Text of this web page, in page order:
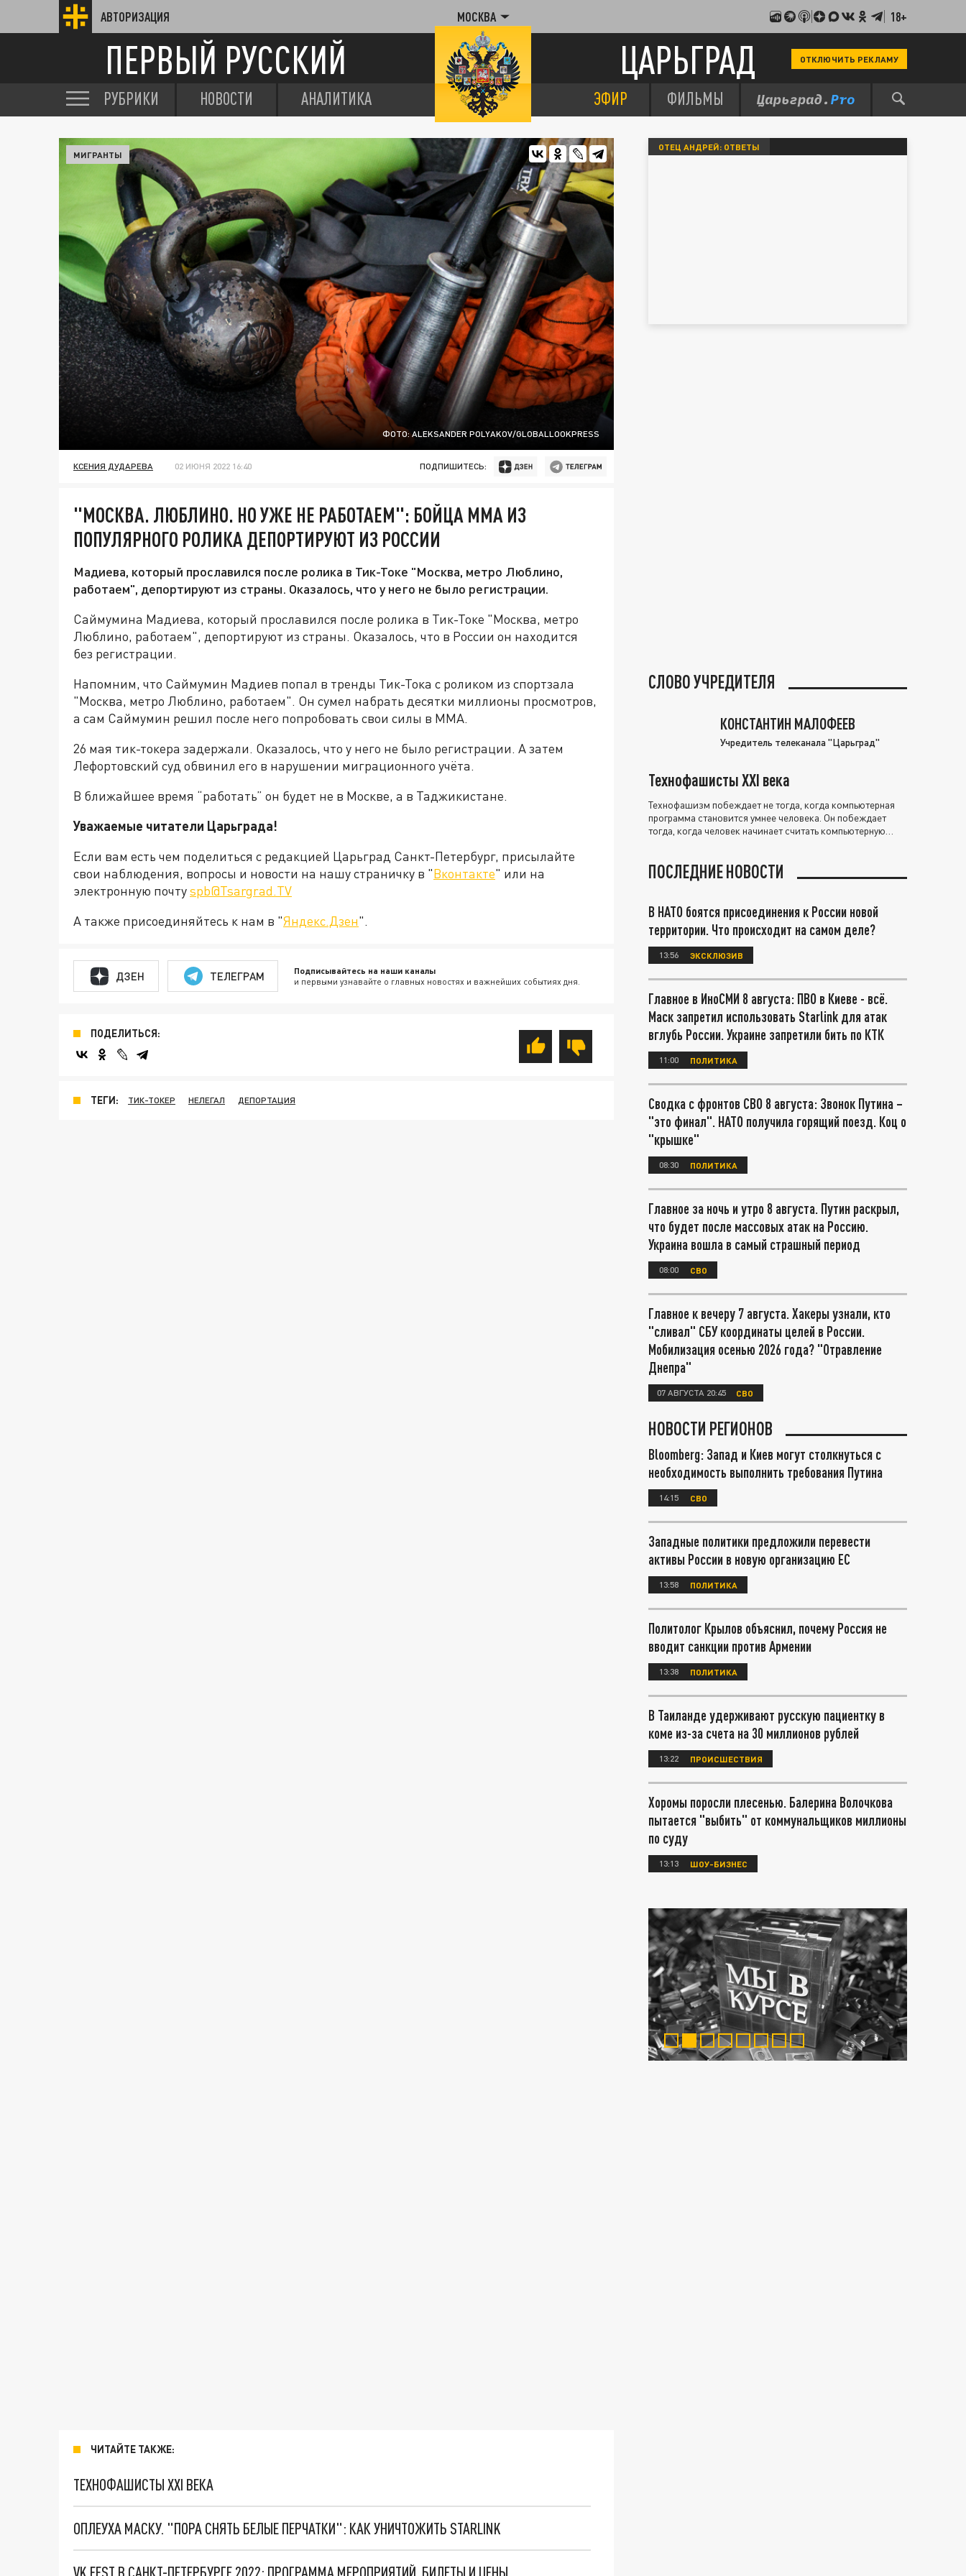
АВТОРИЗАЦИЯ МОСКВА 18+
ПЕРВЫЙ РУССКИЙ ЦАРЬГРАД ОТКЛЮЧИТЬ РЕКЛАМУ
РУБРИКИ НОВОСТИ АНАЛИТИКА ЭФИР ФИЛЬМЫ
ФОТО: ALEKSANDER POLYAKOV/GLOBALLOOKPRESS
МИГРАНТЫ
КСЕНИЯ ДУДАРЕВА 02 ИЮНЯ 2022 16:40 ПОДПИШИТЕСЬ:
"МОСКВА. ЛЮБЛИНО. НО УЖЕ НЕ РАБОТАЕМ": БОЙЦА ММА ИЗ
ПОПУЛЯРНОГО РОЛИКА ДЕПОРТИРУЮТ ИЗ РОССИИ
Мадиева, который прославился после ролика в Тик-Токе "Москва, метро Люблино,
работаем", депортируют из страны. Оказалось, что у него не было регистрации.
Саймумина Мадиева, который прославился после ролика в Тик-Токе "Москва, метро
Люблино, работаем", депортируют из страны. Оказалось, что в России он находится
без регистрации.
Напомним, что Саймумин Мадиев попал в тренды Тик-Тока с роликом из спортзала
"Москва, метро Люблино, работаем". Он сумел набрать десятки миллионы просмотров,
а сам Саймумин решил после него попробовать свои силы в ММА.
26 мая тик-токера задержали. Оказалось, что у него не было регистрации. А затем
Лефортовский суд обвинил его в нарушении миграционного учёта.
В ближайшее время “работать” он будет не в Москве, а в Таджикистане.
Уважаемые читатели Царьграда!
Если вам есть чем поделиться с редакцией Царьград Санкт-Петербург, присылайте
свои наблюдения, вопросы и новости на нашу страничку в "Вконтакте" или на
электронную почтуspb@Tsargrad.TV
А также присоединяйтесь к нам в "Яндекс.Дзен".
ДЗЕН ТЕЛЕГРАМ Подписывайтесь на наши каналы
и первыми узнавайте о главных новостях и важнейших событиях дня.
ПОДЕЛИТЬСЯ:
ТЕГИ: ТИК-ТОКЕР НЕЛЕГАЛ ДЕПОРТАЦИЯ
ЧИТАЙТЕ ТАКЖЕ:
ТЕХНОФАШИСТЫ XXI ВЕКА
ОПЛЕУХА МАСКУ. "ПОРА СНЯТЬ БЕЛЫЕ ПЕРЧАТКИ": КАК УНИЧТОЖИТЬ STARLINK
ОТЕЦ АНДРЕЙ: ОТВЕТЫ
СЛОВО УЧРЕДИТЕЛЯ
КОНСТАНТИН МАЛОФЕЕВ
Учредитель телеканала "Царьград"
Технофашисты XXI века
Технофашизм побеждает не тогда, когда компьютерная
программа становится умнее человека. Он побеждает
тогда, когда человек начинает считать компьютерную
ПОСЛЕДНИЕ НОВОСТИ
В НАТО боятся присоединения к России новой
территории. Что происходит на самом деле?
13:56 ЭКСКЛЮЗИВ
Главное в ИноСМИ 8 августа: ПВО в Киеве - всё.
Маск запретил использовать Starlink для атак
вглубь России. Украине запретили бить по КТК
11:00 ПОЛИТИКА
Сводка с фронтов СВО 8 августа: Звонок Путина –
"это финал". НАТО получила горящий поезд. Коц о
"крышке"
08:30 ПОЛИТИКА
Главное за ночь и утро 8 августа. Путин раскрыл,
что будет после массовых атак на Россию.
Украина вошла в самый страшный период
08:00 СВО
Главное к вечеру 7 августа. Хакеры узнали, кто
"сливал" СБУ координаты целей в России.
Мобилизация осенью 2026 года? "Отравление
Днепра"
07 АВГУСТА 20:45 СВО
НОВОСТИ РЕГИОНОВ
Bloomberg: Запад и Киев могут столкнуться с
необходимость выполнить требования Путина
14:15 СВО
Западные политики предложили перевести
активы России в новую организацию ЕС
13:58 ПОЛИТИКА
Политолог Крылов объяснил, почему Россия не
вводит санкции против Армении
13:38 ПОЛИТИКА
В Таиланде удерживают русскую пациентку в
коме из-за счета на 30 миллионов рублей
13:22 ПРОИСШЕСТВИЯ
Хоромы поросли плесенью. Балерина Волочкова
пытается "выбить" от коммунальщиков миллионы
по суду
13:13 ШОУ-БИЗНЕС